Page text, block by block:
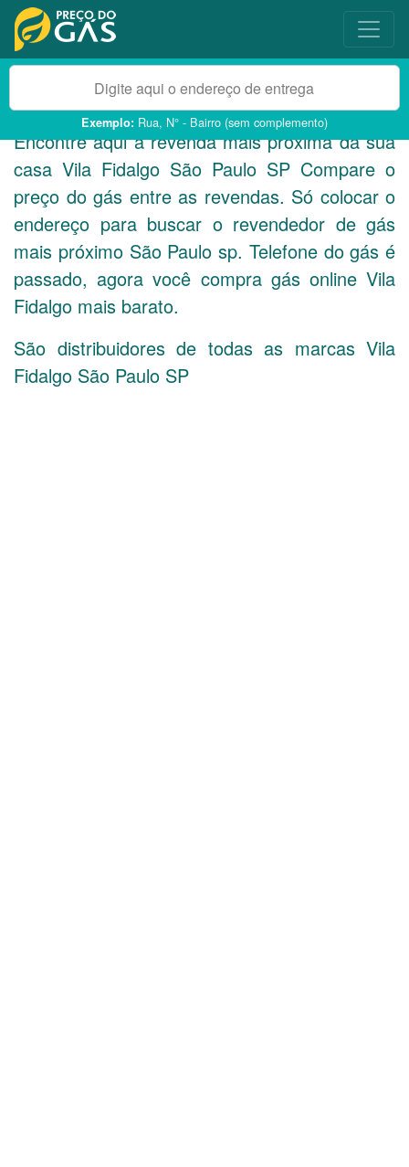
Exemplo: Rua, N° - Bairro (sem complemento)
Encontre aqui a revenda mais próxima da sua
casa Vila Fidalgo São Paulo SP Compare o
preço do gás entre as revendas. Só colocar o
endereço para buscar o revendedor de gás
mais próximo São Paulo sp. Telefone do gás é
passado, agora você compra gás online Vila
Fidalgo mais barato.
São distribuidores de todas as marcas Vila
Fidalgo São Paulo SP